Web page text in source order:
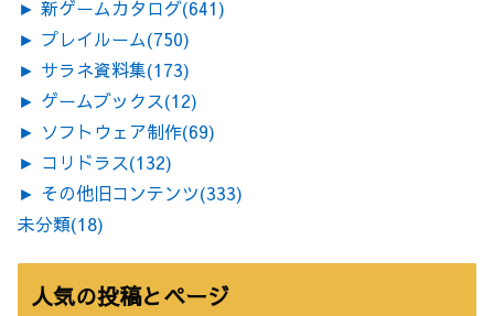
► 新ゲームカタログ(641)
► プレイルーム(750)
► サラネ資料集(173)
► ゲームブックス(12)
► ソフトウェア制作(69)
► コリドラス(132)
► その他旧コンテンツ(333)
未分類(18)
人気の投稿とページ